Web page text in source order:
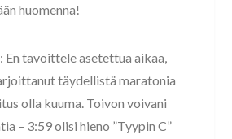
huomenna!
tavoittele asetettua aikaa,
täydellistä maratonia
olla kuuma. Toivon voivani
– 3:59 olisi hieno ”Tyypin C”